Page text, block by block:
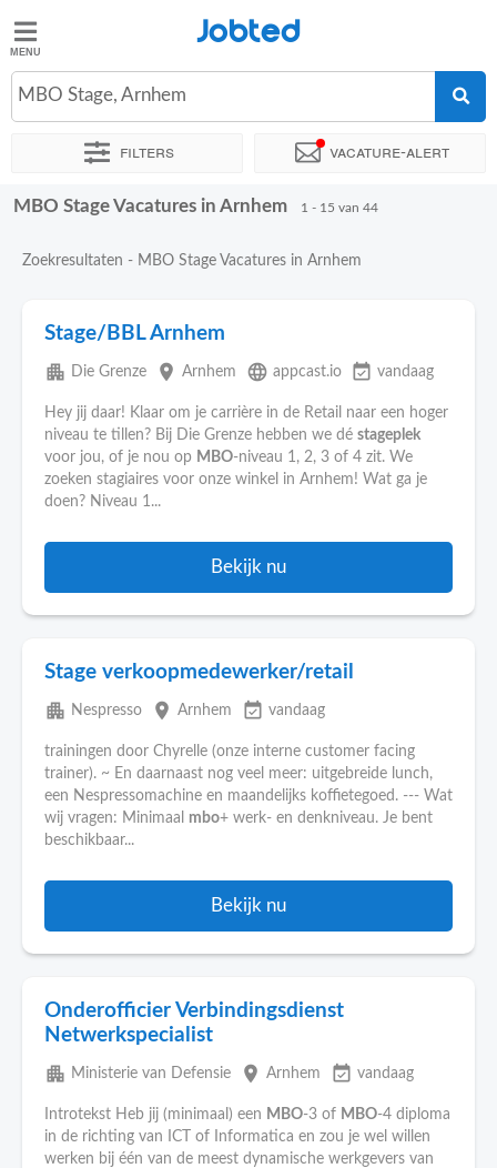
Jobted
Vacatures
Salarissen
Jobted
MBO Stage, Arnhem
Filters Vacature-alert
Sorteer op Exacte locatie Bedrijf Uitzendbureau
MBO Stage Vacatures in Arnhem 1 - 15 van 44
Zoekresultaten - MBO Stage Vacatures in Arnhem
Stage/BBL Arnhem
apartment Die Grenze place Arnhem language appcast.io event_available vandaag
Hey jij daar! Klaar om je carrière in de Retail naar een hoger
niveau te tillen? Bij Die Grenze hebben we dé stageplek
voor jou, of je nou op MBO-niveau 1, 2, 3 of 4 zit. We
zoeken stagiaires voor onze winkel in Arnhem! Wat ga je
doen? Niveau 1...
Bekijk nu
Stage verkoopmedewerker/retail
apartment Nespresso place Arnhem event_available vandaag
trainingen door Chyrelle (onze interne customer facing
trainer). ~ En daarnaast nog veel meer: uitgebreide lunch,
een Nespressomachine en maandelijks koffietegoed. --- Wat
wij vragen: Minimaal mbo+ werk- en denkniveau. Je bent
beschikbaar...
Bekijk nu
Onderofficier Verbindingsdienst
Netwerkspecialist
apartment Ministerie van Defensie place Arnhem event_available vandaag
Introtekst Heb jij (minimaal) een MBO-3 of MBO-4 diploma
in de richting van ICT of Informatica en zou je wel willen
werken bij één van de meest dynamische werkgevers van